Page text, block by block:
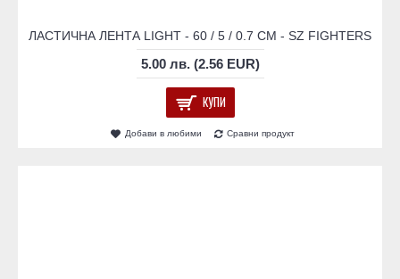
ЛАСТИЧНА ЛЕНТА LIGHT - 60 / 5 / 0.7 СМ - SZ FIGHTERS
5.00 лв. (2.56 EUR)
КУПИ
Добави в любими Сравни продукт